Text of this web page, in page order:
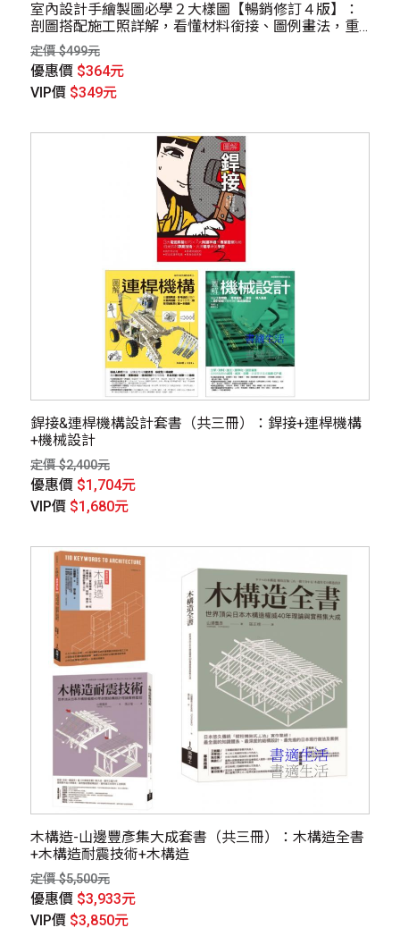
室內設計手繪製圖必學２大樣圖【暢銷修訂４版】：
剖圖搭配施工照詳解，看懂材料銜接、圖例畫法，重
點精準掌握一點就通
定價 $499元
優惠價 $364元
VIP價 $349元
銲接&連桿機構設計套書（共三冊）：銲接+連桿機構
+機械設計
定價 $2,400元
優惠價 $1,704元
VIP價 $1,680元
木構造-山邊豐彥集大成套書（共三冊）：木構造全書
+木構造耐震技術+木構造
定價 $5,500元
優惠價 $3,933元
VIP價 $3,850元